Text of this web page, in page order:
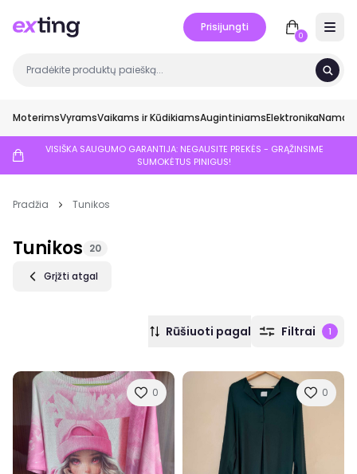
Prisijungti
0
MoterimsVyramsVaikams ir KūdikiamsAugintiniamsElektronikaNamai
VISIŠKA SAUGUMO GARANTIJA: NEGAUSITE PREKĖS - GRĄŽINSIME
SUMOKĖTUS PINIGUS!
Pradžia Tunikos
Tunikos 20
Grįžti atgal
Rūšiuoti pagal Filtrai 1
0 0